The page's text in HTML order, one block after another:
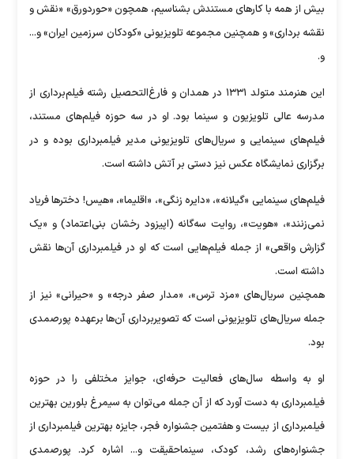
بیش از همه با کار‌های مستندش بشناسیم، همچون «حوردورق» «نقش و
نقشه برداری» و همچنین مجموعه تلویزیونی «کودکان سرزمین ایران» و...
و.
این هنرمند متولد ۱۳۳۱ در همدان و فارغ‌التحصیل رشته فیلم‌برداری از
مدرسه عالی تلویزیون و سینما بود. او در سه حوزه فیلم‌های مستند،
فیلم‌های سینمایی و سریال‌های تلویزیونی مدیر فیلمبرداری بوده و در
برگزاری نمایشگاه عکس نیز دستی بر آتش داشته است.
فیلم‌های سینمایی «گیلانه»، «دایره زنگی»، «اقلیما»، «هیس! دختر‌ها فریاد
نمی‌زنند»، «هویت»، روایت سه‌گانه (اپیزود رخشان بنی‌اعتماد) و «یک
گزارش واقعی» از جمله فیلم‌هایی است که او در فیلمبرداری آن‌ها نقش
داشته است.
همچنین سریال‌های «مزد ترس»، «مدار صفر درجه» و «حیرانی» نیز از
جمله سریال‌های تلویزیونی است که تصویربرداری آن‌ها برعهده پورصمدی
بود.
او به واسطه سال‌های فعالیت حرفه‌ای، جوایز مختلفی را در حوزه
فیلمبرداری به دست آورد که از آن جمله می‌توان به سیمرغ بلورین بهترین
فیلمبرداری از بیست و هفتمین جشنواره فجر، جایزه بهترین فیلمبرداری از
جشنواره‌های رشد، کودک، سینماحقیقت و... اشاره کرد. پورصمدی